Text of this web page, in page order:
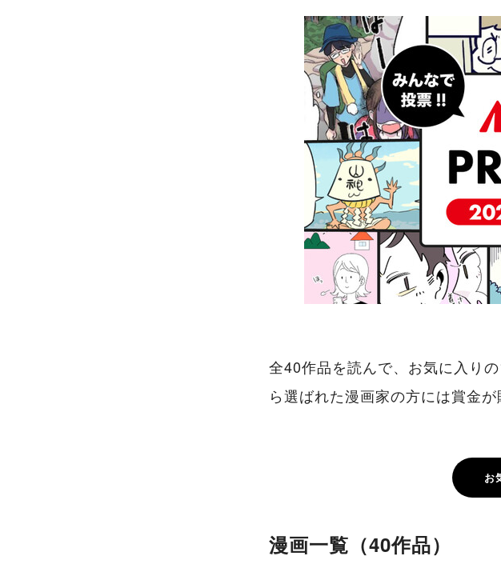
全40作品を読んで、お気に入り
ら選ばれた漫画家の方には賞金が
お
漫画一覧（40作品）